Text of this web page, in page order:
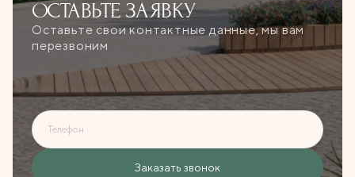
ОСТАВЬТЕ ЗАЯВКУ
Оставьте свои контактные данные, мы вам
перезвоним
Телефон
Заказать звонок
Ошибка при отправке!